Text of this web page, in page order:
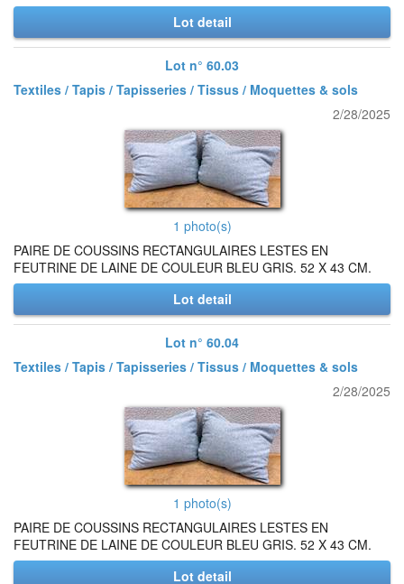
Lot detail
Lot n° 60.03
Textiles / Tapis / Tapisseries / Tissus / Moquettes & sols
2/28/2025
1 photo(s)
PAIRE DE COUSSINS RECTANGULAIRES LESTES EN
FEUTRINE DE LAINE DE COULEUR BLEU GRIS. 52 X 43 CM.
Lot detail
Lot n° 60.04
Textiles / Tapis / Tapisseries / Tissus / Moquettes & sols
2/28/2025
1 photo(s)
PAIRE DE COUSSINS RECTANGULAIRES LESTES EN
FEUTRINE DE LAINE DE COULEUR BLEU GRIS. 52 X 43 CM.
Lot detail